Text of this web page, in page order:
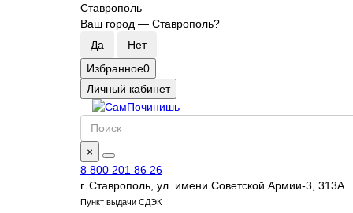
Ставрополь
Ваш город — Ставрополь?
Избранное0
Личный кабинет
×
8 800 201 86 26
г. Ставрополь, ул. имени Советской Армии-3, 313А
Пункт выдачи СДЭК